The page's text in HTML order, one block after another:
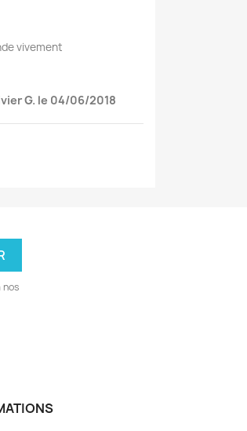
vivement
G. le 04/06/2018
nos